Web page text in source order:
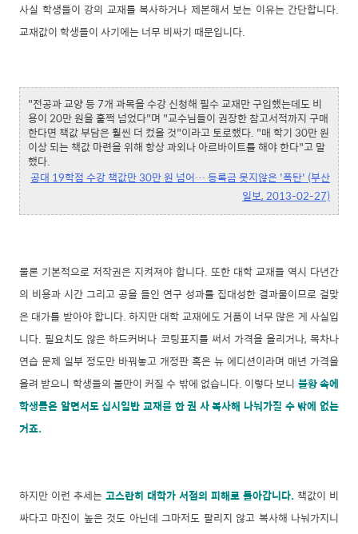
사실 학생들이 강의 교재를 복사하거나 제본해서 보는 이유는 간단합니다.
교재값이 학생들이 사기에는 너무 비싸기 때문입니다.
"전공과 교양 등 7개 과목을 수강 신청해 필수 교재만 구입했는데도 비
용이 20만 원을 훌쩍 넘었다"며 "교수님들이 권장한 참고서적까지 구매
한다면 책값 부담은 훨씬 더 컸을 것"이라고 토로했다. "매 학기 30만 원
이상 되는 책값 마련을 위해 항상 과외나 아르바이트를 해야 한다"고 말
했다.
공대 19학점 수강 책값만 30만 원 넘어… 등록금 못지않은 '폭탄' (부산
일보, 2013-02-27)
물론 기본적으로 저작권은 지켜져야 합니다. 또한 대학 교재들 역시 다년간
의 비용과 시간 그리고 공을 들인 연구 성과를 집대성한 결과물이므로 걸맞
은 대가를 받아야 합니다. 하지만 대학 교재에도 거품이 너무 많은 게 사실입
니다. 필요치도 않은 하드커버나 코팅표지를 써서 가격을 올리거나, 목차나
연습 문제 일부 정도만 바꿔놓고 개정판 혹은 뉴 에디션이라며 매년 가격을
올려 받으니 학생들의 불만이 커질 수 밖에 없습니다. 이렇다 보니 불황 속에
학생들은 알면서도 십시일반 교재를 한 권 사 복사해 나눠가질 수 밖에 없는
거죠.
하지만 이런 추세는고스란히 대학가 서점의 피해로 돌아갑니다. 책값이 비
싸다고 마진이 높은 것도 아닌데 그마저도 팔리지 않고 복사해 나눠가지니